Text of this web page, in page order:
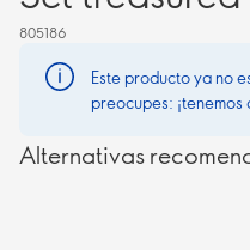
805186
Este producto ya no
preocupes:
Alternativas